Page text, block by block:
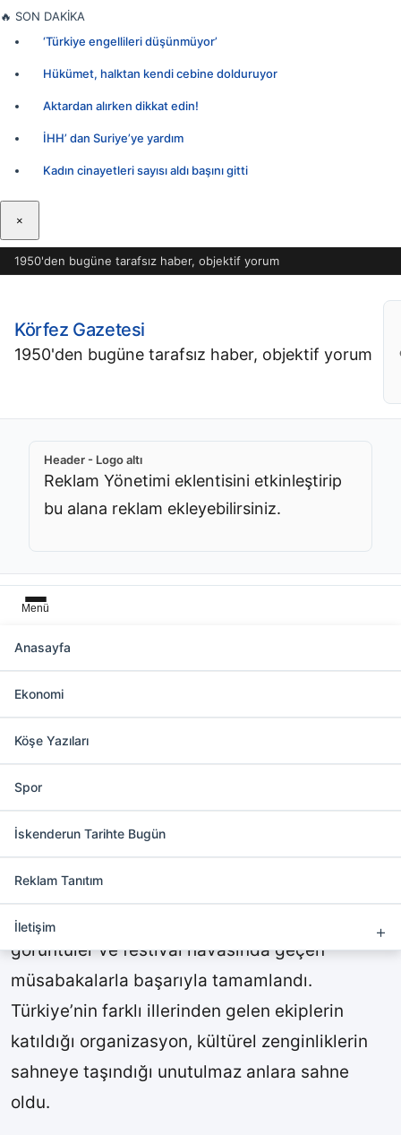
İçeriğe
🔥 SON DAKİKA
‘Türkiye engellileri düşünmüyor’
Hükümet, halktan kendi cebine dolduruyor
Aktardan alırken dikkat edin!
İHH’ dan Suriye’ye yardım
Kadın cinayetleri sayısı aldı başını gitti
×
1950'den bugüne tarafsız haber, objektif yorum
Körfez Gazetesi
1950'den bugüne tarafsız haber, objektif yorum
Header - Logo altı
Reklam Yönetimi eklentisini etkinleştirip
bu alana reklam ekleyebilirsiniz.
Menü
Anasayfa
Ekonomi
Köşe Yazıları
Spor
İskenderun Tarihte Bugün
Reklam Tanıtım
İletişim
Reklam Yönetimi eklentisini etkinleştirip bu
KYK Yurt Lig Halk Oyunları
Finali yapıldı
Hatay ’ın ev sahipliğinde düzenlenen KYK Yurt
Lig Halk Oyunları Final Yarışması, renkli
görüntüler ve festival havasında geçen
müsabakalarla başarıyla tamamlandı.
Türkiye’nin farklı illerinden gelen ekiplerin
katıldığı organizasyon, kültürel zenginliklerin
sahneye taşındığı unutulmaz anlara sahne
oldu.